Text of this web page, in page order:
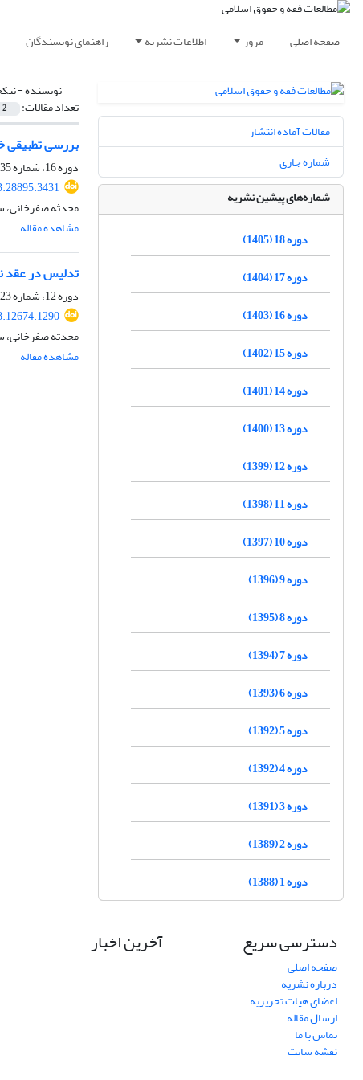
صفحه اصلی مرور اطلاعات نشریه راهنمای نویسندگان
نویسنده =
تعداد مقالات: 2
بررسی تطبیقی
دوره 16، شماره 35، تابستان 1403، صفحه
محدثه صفرخانی،
مشاهده مقاله
تدلیس در عقد
دوره 12، شماره 23، اسفند 1399، صفحه
محدثه صفرخانی،
مشاهده مقاله
مقالات آماده انتشار
شماره جاری
شماره‌های پیشین نشریه
دوره 18 (1405)
دوره 17 (1404)
دوره 16 (1403)
دوره 15 (1402)
دوره 14 (1401)
دوره 13 (1400)
دوره 12 (1399)
دوره 11 (1398)
دوره 10 (1397)
دوره 9 (1396)
دوره 8 (1395)
دوره 7 (1394)
دوره 6 (1393)
دوره 5 (1392)
دوره 4 (1392)
دوره 3 (1391)
دوره 2 (1389)
دوره 1 (1388)
دسترسی سریع
صفحه اصلی
درباره نشریه
اعضای هیات تحریریه
ارسال مقاله
تماس با ما
نقشه سایت
آخرین اخبار